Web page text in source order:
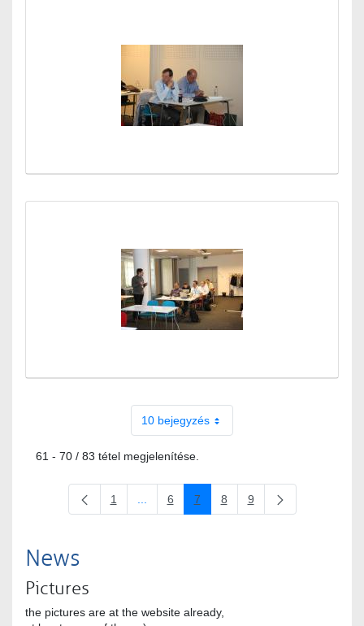
10 bejegyzés
61 - 70 / 83 tétel megjelenítése.
Oldal
1 Köztes oldalak Navigáljon a TAB
Oldal
6 Oldal
7 Oldal
8 Oldal
9
News
Pictures
the pictures are at the website already,